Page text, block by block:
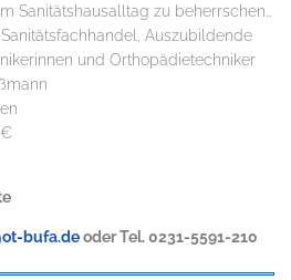
Sanitätshausalltag zu beherrschen…
Auszubildende
und Orthopädietechniker
bufa.deoder Tel. 0231-5591-210